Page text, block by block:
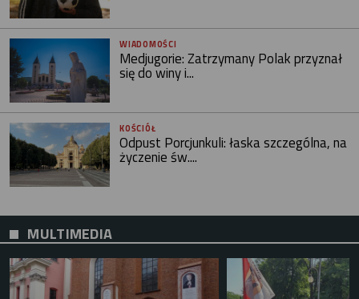
WIADOMOŚCI
Medjugorie: Zatrzymany Polak przyznał
się do winy i...
KOŚCIÓŁ
Odpust Porcjunkuli: łaska szczególna, na
życzenie św....
MULTIMEDIA